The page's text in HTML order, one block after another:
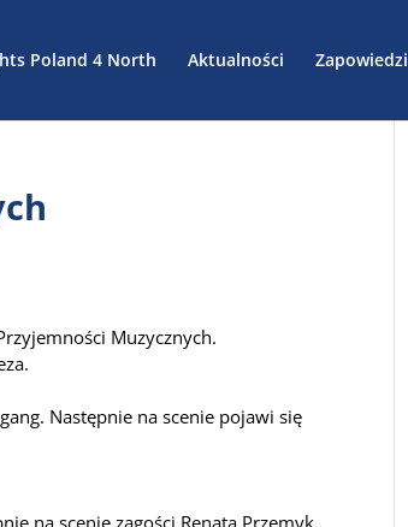
Poland 4 North Aktualności Zapowiedzi
Muzycznych.
Następnie na scenie pojawi się
na scenie zagości Renata Przemyk.